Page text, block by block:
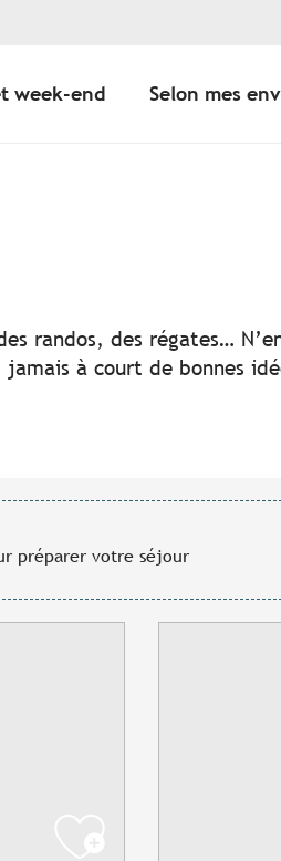
week-end Selon mes
favoris
randos, des régates…
à court de bonnes
préparer votre séjour